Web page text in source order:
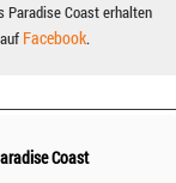
Paradise Coast erhalten
Facebook.
Coast